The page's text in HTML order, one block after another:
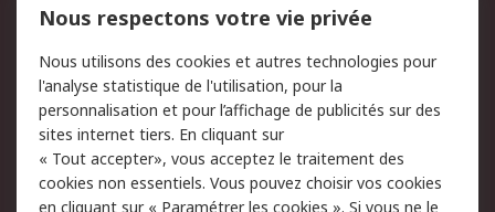
750.000 produits
2.500 marques
Retours
Support technique
Track & trace
Legal
Politique de cookies Sécurité des e-mails
Nous respectons votre vie privée
Nous utilisons des cookies et autres technologies pour
l'analyse statistique de l'utilisation, pour la
personnalisation et pour l’affichage de publicités sur des
sites internet tiers. En cliquant sur
« Tout accepter», vous acceptez le traitement des
cookies non essentiels. Vous pouvez choisir vos cookies
en cliquant sur « Paramétrer les cookies ». Si vous ne le